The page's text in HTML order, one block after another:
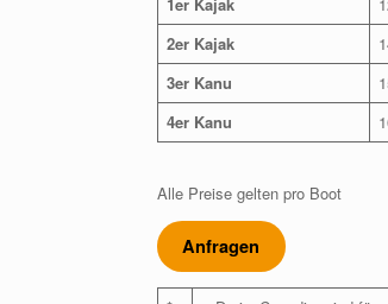
2er Kajak
3er Kanu
4er Kanu
Alle Preise gelten pro Boot
Anfragen